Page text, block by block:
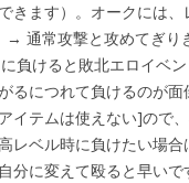
きます）。オークには、
通常攻撃と攻めてぎり
負けると敗北エロイベン
るにつれて負けるのが
イテムは使えない]ので
レベル時に負けたい場
分に変えて殴ると早いで